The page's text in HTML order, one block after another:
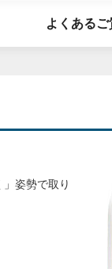
よくあるご
姿勢で取り